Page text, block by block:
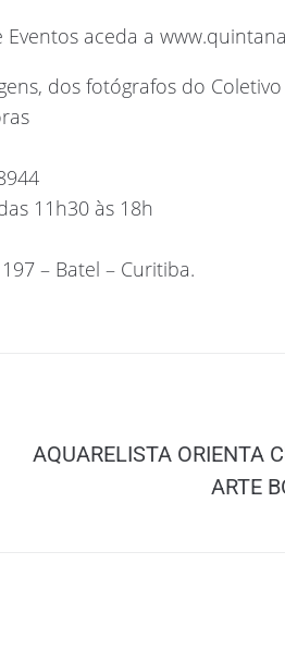
aceda a
dos fotógrafos do Coletivo
11h30 às 18h
– Batel – Curitiba.
AQUARELISTA ORIENTA
ARTE